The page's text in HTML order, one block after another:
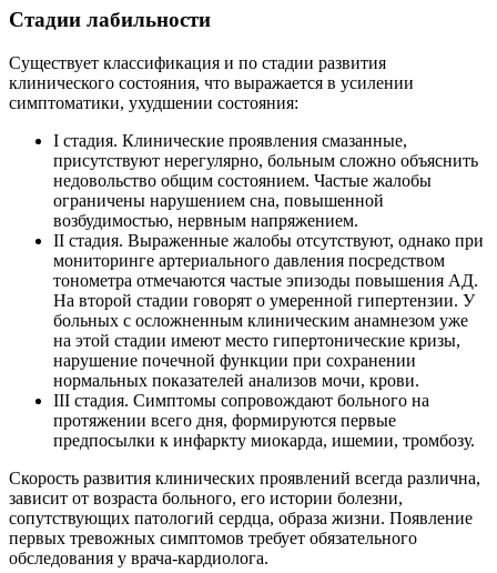
Стадии лабильности
Существует классификация и по стадии развития
клинического состояния, что выражается в усилении
симптоматики, ухудшении состояния:
I стадия. Клинические проявления смазанные,
присутствуют нерегулярно, больным сложно объяснить
недовольство общим состоянием. Частые жалобы
ограничены нарушением сна, повышенной
возбудимостью, нервным напряжением.
II стадия. Выраженные жалобы отсутствуют, однако при
мониторинге артериального давления посредством
тонометра отмечаются частые эпизоды повышения АД.
На второй стадии говорят о умеренной гипертензии. У
больных с осложненным клиническим анамнезом уже
на этой стадии имеют место гипертонические кризы,
нарушение почечной функции при сохранении
нормальных показателей анализов мочи, крови.
III стадия. Симптомы сопровождают больного на
протяжении всего дня, формируются первые
предпосылки к инфаркту миокарда, ишемии, тромбозу.
Скорость развития клинических проявлений всегда различна,
зависит от возраста больного, его истории болезни,
сопутствующих патологий сердца, образа жизни. Появление
первых тревожных симптомов требует обязательного
обследования у врача-кардиолога.